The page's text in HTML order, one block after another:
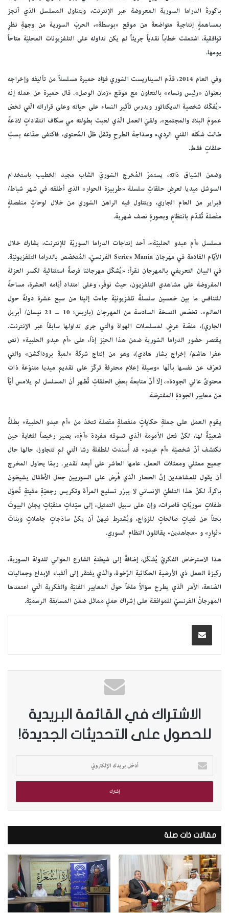
باكورةَ الدراما السورية المعروضة عبر الإنترنت، ويتناول المسلسل الذي أنجز
بمساهمةٍ إنتاجية متواضعة من موقع «بوسطة»، الحربَ السورية من وجهةِ نظرٍ
توافقية، اشتملت خطاباً نقدياً جريئاً لم يكن تداوله على التلفزيونات المحليّة متاحاً
يومها.
وفي العام 2014، قدّم السيناريست السّوري فؤاد حميرة مسلسلاً من تأليفه وإخراجه
بعنوان «رئيس ونساء» بالتعاون مع موقع «زمان الوصل». قال حميرة عن عمله إنّه
«يُفكّك شخصية الديكتاتور ويدرس تأثير النساء على حياته وعلى قراراته الّتي تخصّ
عمومَ البلاد والمجتمع». ولقيَ العمل الّذي لعبت بطولته مي سكاف انتقاداتٍ لاذعةً
طالت شكله الفني الرديء وسذاجة الطرحِ وثقلَ ظلّ المُحتوى، فاكتفى صنّاعه بستِ
حلقاتٍ فقط.
وضمن السّياق ذاته، يستمرّ المُخرج السّوريّ الشاب مجيد الخطيب باستخدام
السوشل ميديا لعرضِ حلقاتِ سلسلة «طربيزة الحوار» الذي أطلقه في شهر شباط/
فبراير من العام الجاري، ويتناول فيه الراهن السّوري من خلال لوحاتٍ منفصلةٍ
متّصلة تٌقدّم بانتظامٍ وبصورةٍ نصف شهرية.
مسلسل «أم عبدو الحلبيّة»، أحد إنتاجات الدراما السوريّة للإنترنت، يشارك خلال
الأيّام القادمة في مهرجان Series Mania الفرنسيّ، المُتخصّص بالدراما التلفزيونيّة.
في البيان التعريفي بالمهرجان نقرأ: «يُشكّل مهرجاننا فرصةً استثنائية لكسر العزلة
المفروضة على مشاهدي التلفزيون، حيث نوفّر، وعلى امتداد أيّامه العشرة، مساحةً
للتنافس ما بين خمسين سلسلةً تلفزيونيّة جاءت إلينا من سبع عشرة دولةً حول
العالم». تخصّص النسخة السادسة من المهرجان (باريس؛ 10 ــ 21 نيسان/ أبريل
الجاري)، منصّة عرضٍ لمسلسلات الهواة والّتي جرى تداولها سابقاً عبر الإنترنت.
يقتصر حضور الدراما السّورية ضمن هذا الحيّز إذاً، على «أم عبدو الحلبية» (نص
عفرا هاشم/ إخراج بشار هادي)، وهو من إنتاج شركة «لمبة بروداكشن» والتي
تعرّف عن نفسها بأنّها «وسيلة إعلام محترفة تركّز على تقديم ميديا متنوّعة ذات
محتوىً عالي الجودة»، إلّا أنّ متابعةَ بعضِ الحلقاتِ تُظهر أن المسلسل لم يلامس أيّاً
من معايير الجودةِ المفترضة.
يقوم العمل على جملةِ حكاياتٍ منفصلةٍ متّصلة تتخذ من «أم عبدو الحلبية» بطلةً
شعبيّةً لها، لكنّ فعل الأمومة الّذي تسوقه مفردة «أمّ»، يصير رخيصاً للغاية حين
نكتشف أنّ شخصيّة «أم عبدو» قد أُسندت للطفلة رشا الّتي لم تتجاوز، حالها حال
جميع ممثلي وممثلات العمل، عامها العاشر على أبعد تقدير. ربمّا يحاول المخرج
أن يقول للمشاهدين إنّ الحصار الّذي فُرض على السوريين جعل الأطفال يشيخون
باكراً، لكنّ هذا التلطيّ الإنساني لا يبرّر تسليع المرأة وتكريس رجعيّةٍ مقيتةٍ تُحوّل
طفلاتٍ سوريّاتٍ قاصرات، وإن على سبيل التمثيل، إلى سيّداتٍ منقبّاتٍ يجلن البيوتَ
بحثاً عن فتياتٍ صالحاتٍ للزواج، ويُشترط فيهنّ أن يكنّ ساذجاتٍ جاهلاتٍ وبناتَ
«ثوارٍ» و «مجاهدين» يقاتلون النظام السوري.
هذا الاسترخاص الفكريّ يُشكّل، إضافةً إلى شيطنةِ الشارع الموالي للدولة السورية،
ركيزة العمل ذي الأرضية الحكائية الرّخوة، والّذي يفتقر إلى ألفباء الإبداع وجماليات
الصّنعة، الأمر الّذي يطرح سؤالاً ملحّاً حولَ المعايير الفنيّة والفكرية الّتي اعتمدها
المهرجانُ الفرنسيّ للموافقة على إشراك عملٍ مماثل ضمن المسابقة الرسميّة.
الاشتراك في القائمة البريدية
للحصول على التحديثات الجديدة!
خ
ب
ي
د
ك
ا
ل
إ
ل
مقالات ذات صلة